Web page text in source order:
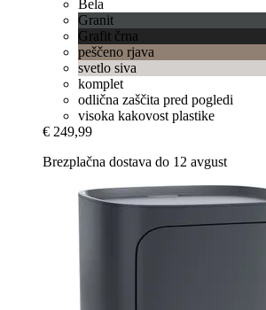
Bela
Granit
Grafit črna
peščeno rjava
svetlo siva
komplet
odlična zaščita pred pogledi
visoka kakovost plastike
€ 249,99
Brezplačna dostava do 12 avgust